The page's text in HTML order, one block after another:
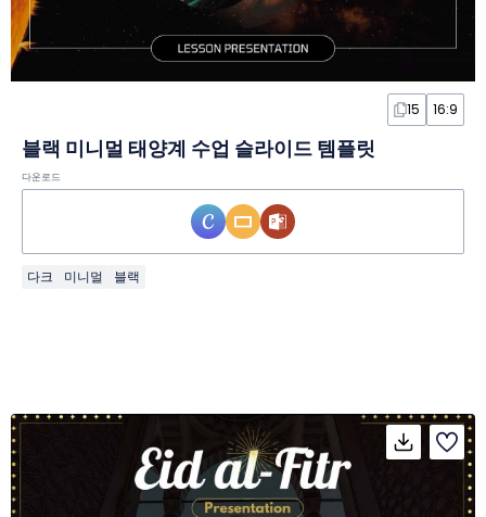
15 16:9
블랙 미니멀 태양계 수업 슬라이드 템플릿
다운로드
다크 미니멀 블랙